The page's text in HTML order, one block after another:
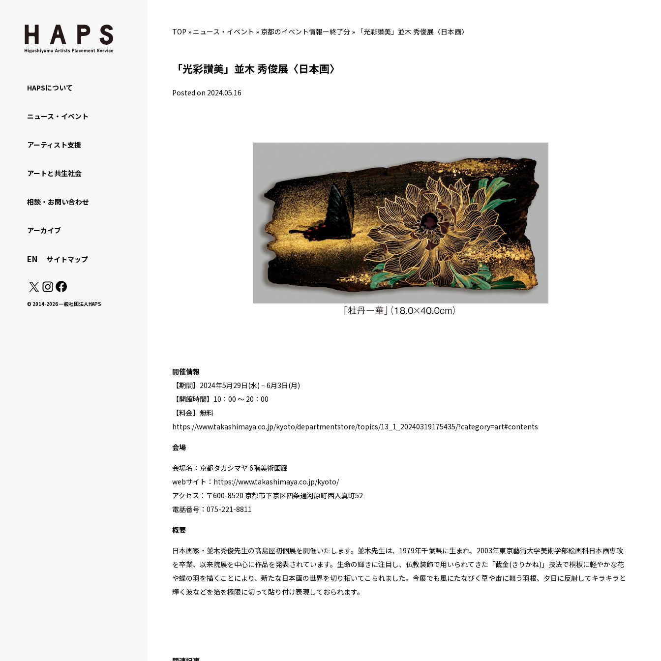
HAPSについて
ニュース・イベント
アーティスト支援
アートと共生社会
相談・お問い合わせ
アーカイブ
EN サイトマップ
© 2014-2026 一般社団法人HAPS
TOP » ニュース・イベント » 京都のイベント情報ー終了分 » 「光彩讃美」並木 秀俊展〈日本画〉
「光彩讃美」並木 秀俊展〈日本画〉
Posted on 2024.05.16
開催情報
【期間】2024年5月29日(水) – 6月3日(月)
【開館時間】10：00 ～ 20：00
【料金】無料
https://www.takashimaya.co.jp/kyoto/departmentstore/topics/13_1_20240319175435/?category=art#contents
会場
会場名：京都タカシマヤ 6階美術画廊
webサイト： https://www.takashimaya.co.jp/kyoto/
アクセス：〒600-8520 京都市下京区四条通河原町西入真町52
電話番号：075-221-8811
概要
日本画家・並木秀俊先生の髙島屋初個展を開催いたします。並木先生は、1979年千葉県に生まれ、2003年東京藝術大学美術学部絵画科日本画専攻
を卒業、以来院展を中心に作品を発表されています。生命の輝きに注目し、仏教装飾で用いられてきた「截金(きりかね)」技法で桐板に軽やかな花
や蝶の羽を描くことにより、新たな日本画の世界を切り拓いてこられました。今展でも風にたなびく草や宙に舞う羽根、夕日に反射してキラキラと
輝く波などを箔を極限に切って貼り付け表現しておられます。